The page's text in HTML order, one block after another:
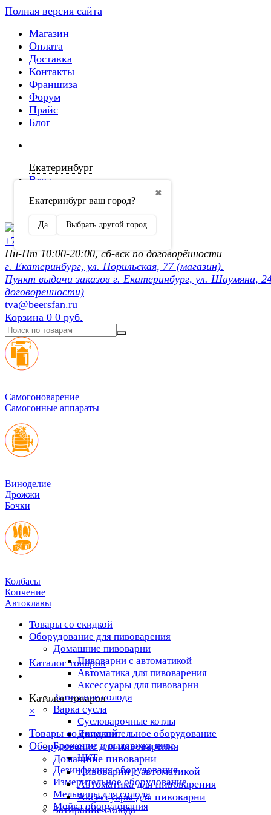
Полная версия сайта
Магазин
Оплата
Доставка
Контакты
Франшиза
Форум
Прайс
Блог
Екатеринбург
✖
Екатеринбург ваш город?
Да Выбрать другой город
Вход
Регистрация
+7 (902) 872-54-70
Пн-Пт 10:00-20:00, сб-вск по договорённости
г. Екатеринбург, ул. Норильская, 77 (магазин).
Пункт выдачи заказов г. Екатеринбург, ул. Шаумяна,
договоренности)
tva@beersfan.ru
Корзина 0 0 руб.
Cамогоноварение
Самогонные аппараты
Виноделие
Дрожжи
Бочки
Колбасы
Копчение
Автоклавы
Товары со скидкой
Оборудование для пивоварения
Домашние пивоварни
Пивоварни с автоматикой
Автоматика для пивоварения
Аксессуары для пивоварни
Затирание солода
Варка сусла
Cусловарочные котлы
Дополнительное оборудование
Брожение и выдержка пива
ЦКТ
Дезинфекция оборудования
Измерительное оборудование
Мельницы для солода
Мойка оборудования
Каталог товаров
Каталог товаров
×
Товары со скидкой
Оборудование для пивоварения
Домашние пивоварни
Пивоварни с автоматикой
Автоматика для пивоварения
Аксессуары для пивоварни
Затирание солода